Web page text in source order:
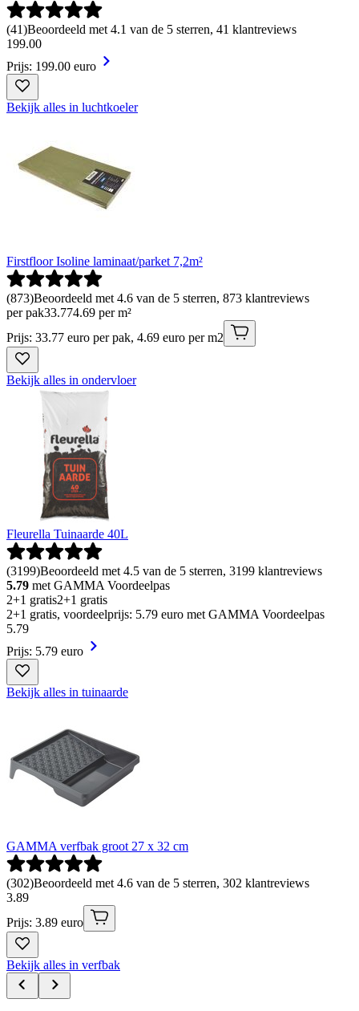
(41)Beoordeeld met 4.1 van de 5 sterren, 41 klantreviews
199.00
Prijs: 199.00 euro
Bekijk alles in luchtkoeler
Firstfloor Isoline laminaat/parket 7,2m²
(873)Beoordeeld met 4.6 van de 5 sterren, 873 klantreviews
per pak33.774.69 per m²
Prijs: 33.77 euro per pak, 4.69 euro per m2
Bekijk alles in ondervloer
Fleurella Tuinaarde 40L
(3199)Beoordeeld met 4.5 van de 5 sterren, 3199 klantreviews
5.79 met GAMMA Voordeelpas
2+1 gratis2+1 gratis
2+1 gratis, voordeelprijs: 5.79 euro met GAMMA Voordeelpas
5.79
Prijs: 5.79 euro
Bekijk alles in tuinaarde
GAMMA verfbak groot 27 x 32 cm
(302)Beoordeeld met 4.6 van de 5 sterren, 302 klantreviews
3.89
Prijs: 3.89 euro
Bekijk alles in verfbak